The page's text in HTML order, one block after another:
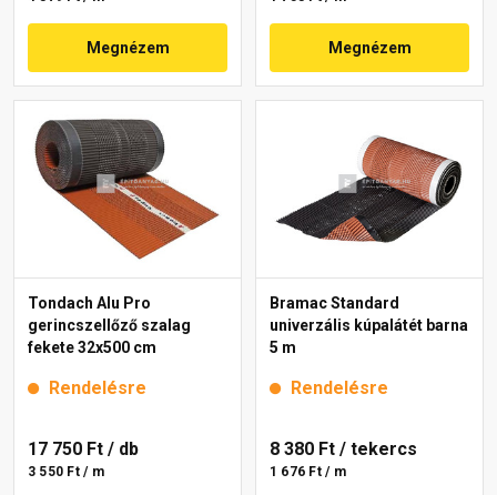
Megnézem Megnézem
Tondach Alu Pro
gerincszellőző szalag
fekete 32x500 cm
Rendelésre
17 750 Ft / db
3 550 Ft / m
Bramac Standard
univerzális kúpalátét barna
5 m
Rendelésre
8 380 Ft / tekercs
1 676 Ft / m